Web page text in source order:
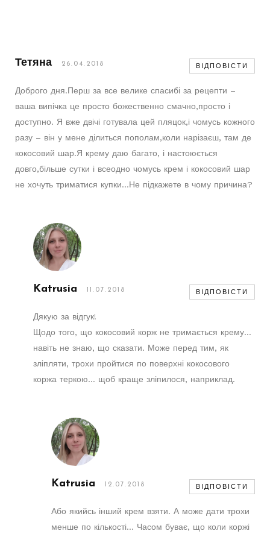
Тетяна 26.04.2018 ВІДПОВІСТИ
Доброго дня.Перш за все велике спасибі за рецепти –
ваша випічка це просто божественно смачно,просто і
доступно. Я вже двічі готувала цей пляцок,і чомусь кожного
разу – він у мене ділиться пополам,коли нарізаєш, там де
кокосовий шар.Я крему даю багато, і настоюється
довго,більше сутки і всеодно чомусь крем і кокосовий шар
не хочуть триматися купки…Не підкажете в чому причина?
Katrusia 11.07.2018 ВІДПОВІСТИ
Дякую за відгук!
Щодо того, що кокосовий корж не тримається крему…
навіть не знаю, що сказати. Може перед тим, як
зліпляти, трохи пройтися по поверхні кокосового
коржа теркою… щоб краще зліпилося, наприклад.
Katrusia 12.07.2018 ВІДПОВІСТИ
Або якийсь інший крем взяти. А може дати трохи
менше по кількості… Часом буває, що коли коржі